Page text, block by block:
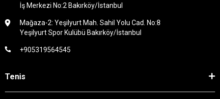
İş Merkezi No:2 Bakırköy/İstanbul
Mağaza-2: Yeşilyurt Mah. Sahil Yolu Cad. No:8
Yeşilyurt Spor Kulübü Bakırköy/İstanbul
+905319564545
Tenis